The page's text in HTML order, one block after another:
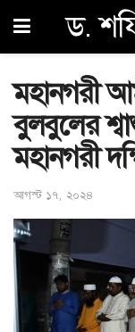
ড.
মহানগরী
বুলবুলের
মহানগরী
আগস্ট ১৭, ২০২৪